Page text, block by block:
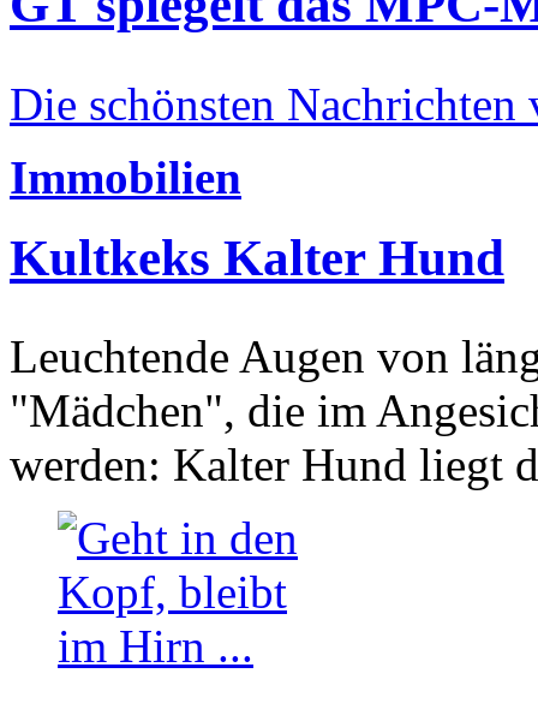
Die schönsten Nachrichten
Immobilien
Kultkeks Kalter Hund
Leuchtende Augen von
"Mädchen", die im
werden: Kalter Hund liegt